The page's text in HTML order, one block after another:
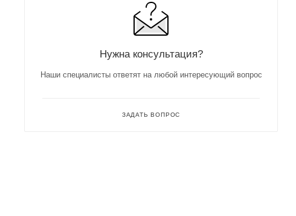
Нужна консультация?
Наши специалисты ответят на любой интересующий вопрос
ЗАДАТЬ ВОПРОС